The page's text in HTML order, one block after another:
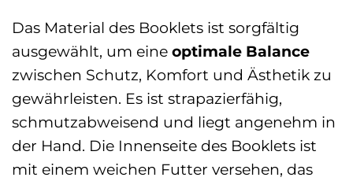
Das Material des Booklets ist sorgfältig
ausgewählt, um eine optimale Balance
zwischen Schutz, Komfort und Ästhetik zu
gewährleisten. Es ist strapazierfähig,
schmutzabweisend und liegt angenehm in
der Hand. Die Innenseite des Booklets ist
mit einem weichen Futter versehen, das